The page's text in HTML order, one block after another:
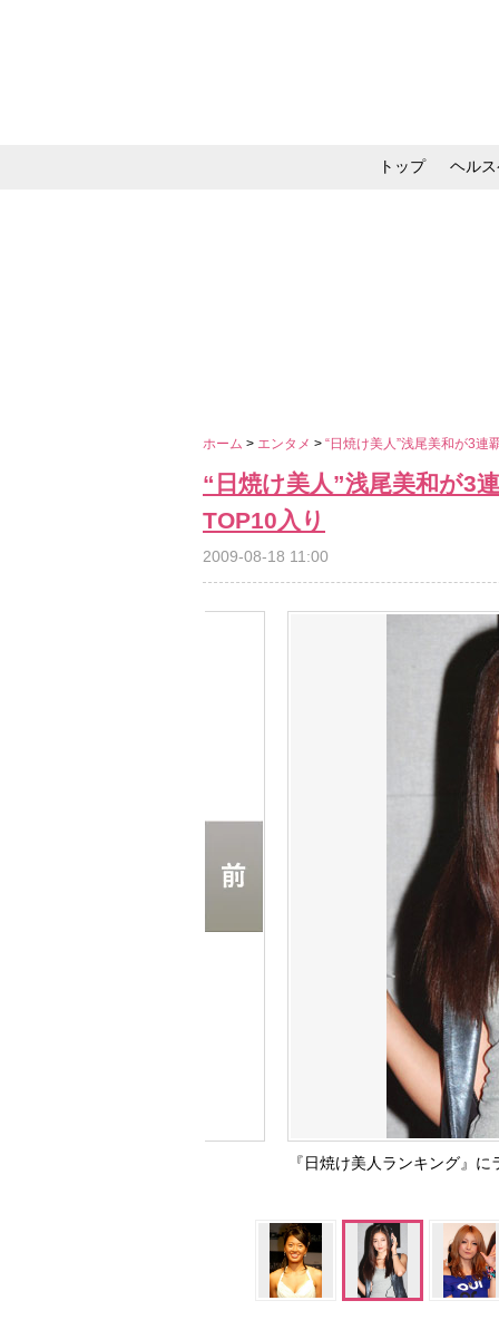
トップ ヘル
ホーム > エンタメ > “日焼け美人”浅尾美和が3
“日焼け美人”浅尾美和が3
TOP10入り
2009-08-18 11:00
『日焼け美人ランキング』